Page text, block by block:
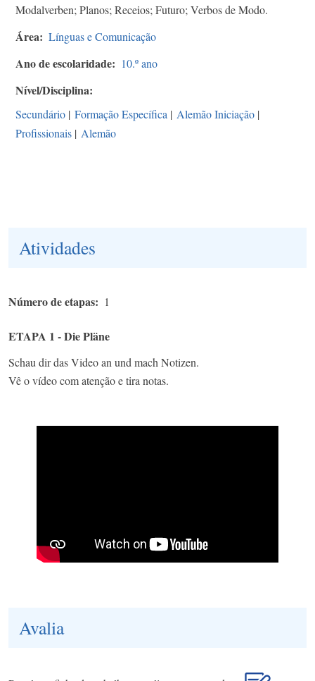
Modalverben; Planos; Receios; Futuro; Verbos de Modo.
Área Línguas e Comunicação
Ano de escolaridade 10.º ano
Nível/Disciplina
Secundário | Formação Específica | Alemão Iniciação |
Profissionais | Alemão
Atividades
Número de etapas 1
ETAPA 1 - Die Pläne
Schau dir das Video an und mach Notizen.
Vê o vídeo com atenção e tira notas.
Avalia